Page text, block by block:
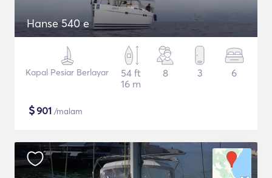
Hanse 540 e
Kapal Pesiar Berlayar
54 ft
16 m
8 3 6
$901 /malam